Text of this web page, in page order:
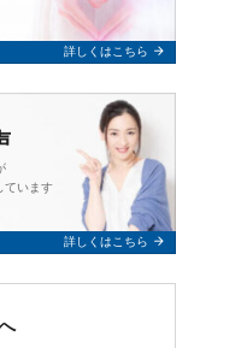
詳しくはこちら arrow_forward
ています
詳しくはこちら arrow_forward